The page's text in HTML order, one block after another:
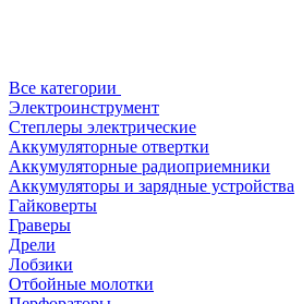
Все категории
Электроинструмент
Степлеры электрические
Аккумуляторные отвертки
Аккумуляторные радиоприемники
Аккумуляторы и зарядные устройства
Гайковерты
Граверы
Дрели
Лобзики
Отбойные молотки